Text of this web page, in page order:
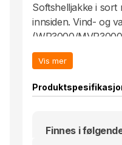
Softshelljakke i sort
innsiden. Vind- og
(WP3000/
justerbare
hette og nederkant.
Eco.
Vis mer
Finnes i